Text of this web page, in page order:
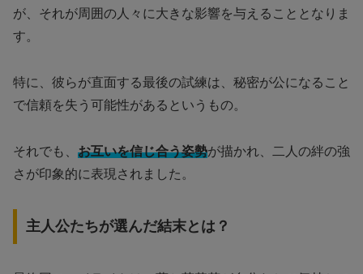
が、それが周囲の人々に大きな影響を与えることとなりま
す。
特に、彼らが直面する最後の試練は、秘密が公になること
で信頼を失う可能性があるというもの。
それでも、 お互いを信じ合う姿勢が描かれ、二人の絆の強
さが印象的に表現されました。
主人公たちが選んだ結末とは？